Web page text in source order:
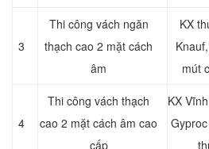
3
Thi công vách ngăn
thạch cao 2 mặt cách
âm
KX
mút
4
Thi công vách thạch
cao 2 mặt cách âm cao
cấp
KX